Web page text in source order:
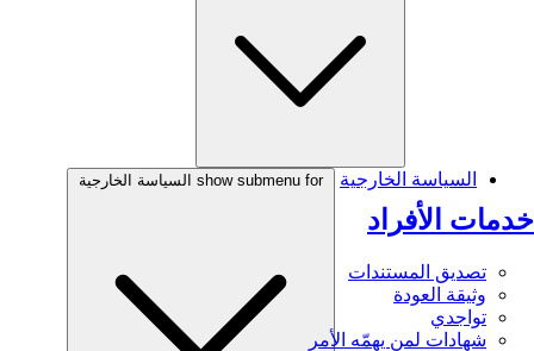
خدمات الأفراد
تصديق المستندات
وثيقة العودة
تواجدي
شهادات لمن يهمّه الأمر
السياسة الخارجية show submenu for السياسة الخارجية